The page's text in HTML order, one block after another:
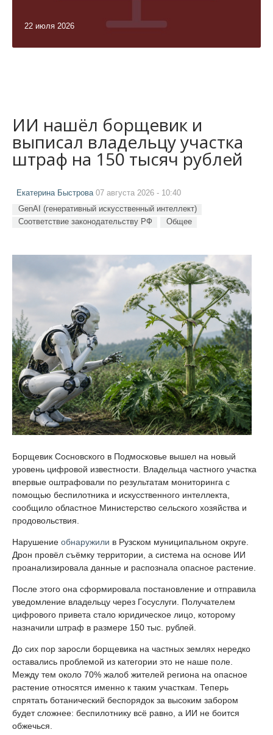
22 июля 2026
ИИ нашёл борщевик и
выписал владельцу участка
штраф на 150 тысяч рублей
Екатерина Быстрова07 августа 2026 - 10:40
GenAI (генеративный искусственный интеллект)
Соответствие законодательству РФ
Общее
Борщевик Сосновского в Подмосковье вышел на новый
уровень цифровой известности. Владельца частного участка
впервые оштрафовали по результатам мониторинга с
помощью беспилотника и искусственного интеллекта,
сообщило областное Министерство сельского хозяйства и
продовольствия.
Нарушение обнаружили в Рузском муниципальном округе.
Дрон провёл съёмку территории, а система на основе ИИ
проанализировала данные и распознала опасное растение.
После этого она сформировала постановление и отправила
уведомление владельцу через Госуслуги. Получателем
цифрового привета стало юридическое лицо, которому
назначили штраф в размере 150 тыс. рублей.
До сих пор заросли борщевика на частных землях нередко
оставались проблемой из категории это не наше поле.
Между тем около 70% жалоб жителей региона на опасное
растение относятся именно к таким участкам. Теперь
спрятать ботанический беспорядок за высоким забором
будет сложнее: беспилотнику всё равно, а ИИ не боится
обжечься.